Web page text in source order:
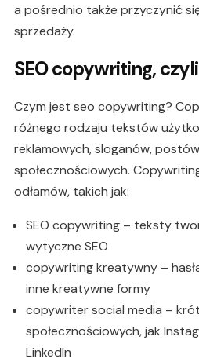
a pośrednio także przyczynić
sprzedaży.
SEO copywriting,
Czym jest seo copywriting?
różnego rodzaju tekstów
reklamowych, sloganów,
społecznościowych.
odłamów, takich jak:
SEO copywriting – teksty
wytyczne SEO
copywriting kreatywny –
inne kreatywne formy
copywriter social media –
społecznościowych, jak
LinkedIn